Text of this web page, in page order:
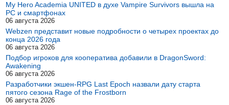
My Hero Academia UNITED в духе Vampire Survivors вышла на
PC и смартфонах
06 августа 2026
Webzen представит новые подробности о четырех проектах до
конца 2026 года
06 августа 2026
Подбор игроков для кооператива добавили в DragonSword:
Awakening
06 августа 2026
Разработчики экшен-RPG Last Epoch назвали дату старта
пятого сезона Rage of the Frostborn
06 августа 2026